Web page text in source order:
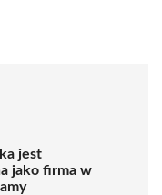
jest
jako firma w